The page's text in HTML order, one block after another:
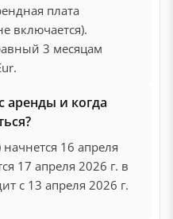
плата
включается).
3 месяцам
аренды и когда
16 апреля
17 апреля 2026 г. в
с 13 апреля 2026 г.